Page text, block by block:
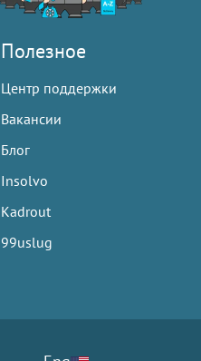
Полезное
Центр поддержки
Вакансии
Блог
Insolvo
Kadrout
99uslug